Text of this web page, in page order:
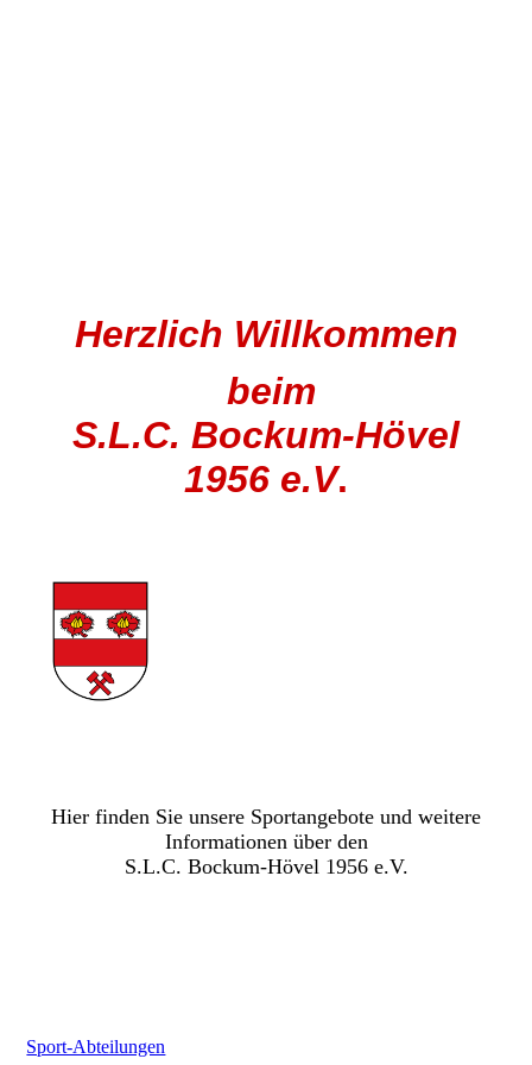
Herzlich Willkommen
beim
S.L.C. Bockum-Hövel
1956 e.V.
Hier finden Sie unsere Sportangebote und weitere
Informationen über den
S.L.C. Bockum-Hövel 1956 e.V.
Sport-Abteilungen